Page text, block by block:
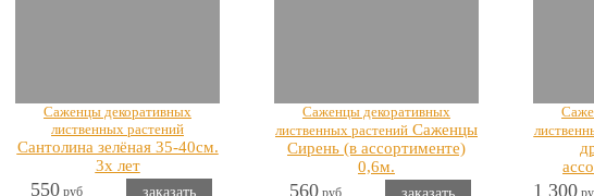
Саженцы декоративных
лиственных растений
Сантолина зелёная 35-40см.
3х лет
550 руб заказать
Саженцы декоративных
лиственных растений Саженцы
Сирень (в ассортименте)
0,6м.
560 руб 1 300